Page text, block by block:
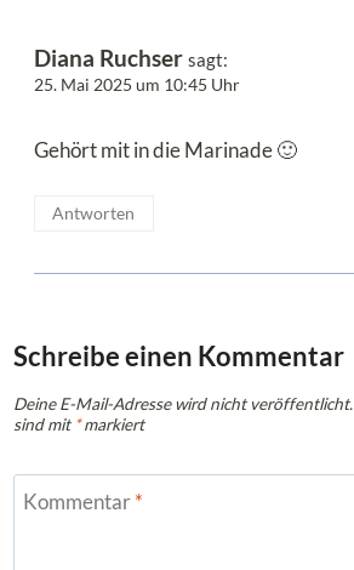
Diana Ruchser sagt:
25. Mai 2025 um 10:45 Uhr
Gehört mit in die Marinade 🙂
Antworten
Schreibe einen Kommentar
Deine E-Mail-Adresse wird nicht veröffentlicht.
sind mit*markiert
Kommentar*